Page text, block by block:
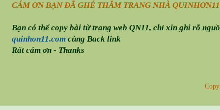
CÁM ƠN BẠN ĐÃ GHÉ THĂM TRANG NHÀ QUINHƠN
Bạn có thể copy bài từ trang web QN11, chỉ xin ghi rõ
quinhon11.comcùng Back link
Rất cám ơn - Thanks